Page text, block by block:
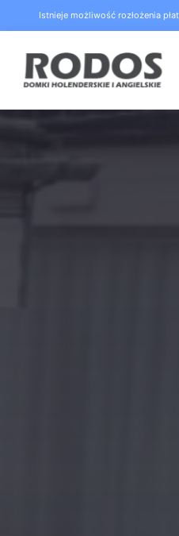
to
content
Istnieje możliwość rozłożenia
Strona główna